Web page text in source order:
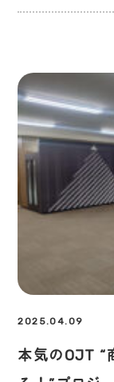
2025.04.09
本気のOJT “